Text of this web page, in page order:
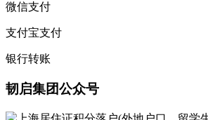
微信支付
支付宝支付
银行转账
韧启集团公众号